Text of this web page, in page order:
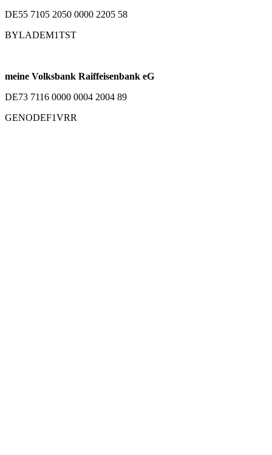
DE55 7105 2050 0000 2205 58
BYLADEM1TST
meine Volksbank Raiffeisenbank eG
DE73 7116 0000 0004 2004 89
GENODEF1VRR